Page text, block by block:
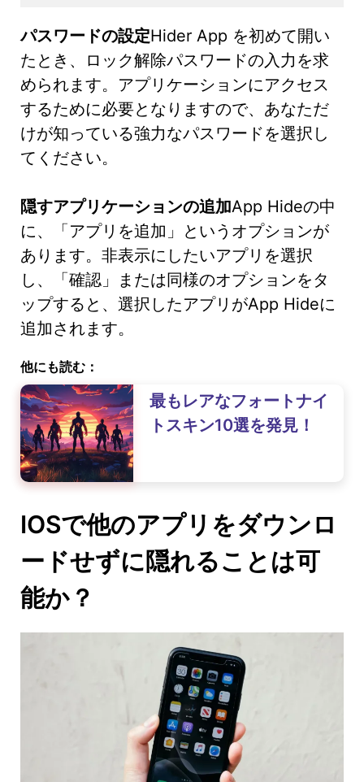
パスワードの設定Hider App を初めて開い
たとき、ロック解除パスワードの入力を求
められます。アプリケーションにアクセス
するために必要となりますので、あなただ
けが知っている強力なパスワードを選択し
てください。
隠すアプリケーションの追加App Hideの中
に、「アプリを追加」というオプションが
あります。非表示にしたいアプリを選択
し、「確認」または同様のオプションをタ
ップすると、選択したアプリがApp Hideに
追加されます。
他にも読む：
最もレアなフォートナイ
トスキン10選を発見！
IOSで他のアプリをダウンロ
ードせずに隠れることは可
能か？